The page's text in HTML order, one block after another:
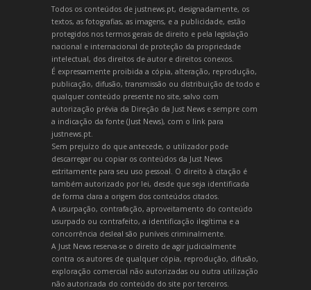
Todos os conteúdos de justnews.pt, designadamente, os
textos, as fotografias, as imagens, e a publicidade, estão
protegidos nos termos gerais de direito e pela legislação
nacional e internacional de proteção da propriedade
intelectual, dos direitos de autor e direitos conexos.
É expressamente proibida a cópia, alteração, reprodução,
publicação, difusão, transmissão ou distribuição de todo e
qualquer conteúdo presente no site, salvo com
autorização prévia da Direção da Just News e sempre com
a indicação da fonte (Just News), com o link para
justnews.pt.
Sem prejuízo do que antecede, o utilizador pode
descarregar ou copiar os conteúdos da Just News
estritamente para seu uso pessoal. O direito à citação é
também autorizado por lei, desde que seja identificada
de forma clara a origem dos conteúdos citados.
A usurpação, contrafação, aproveitamento do conteúdo
usurpado ou contrafeito, a identificação ilegítima e a
concorrência desleal são puníveis criminalmente.
A Just News reserva-se o direito de agir judicialmente
contra os autores de qualquer cópia, reprodução, difusão,
exploração comercial não autorizadas ou outra utilização
não autorizada do conteúdo do site por terceiros.